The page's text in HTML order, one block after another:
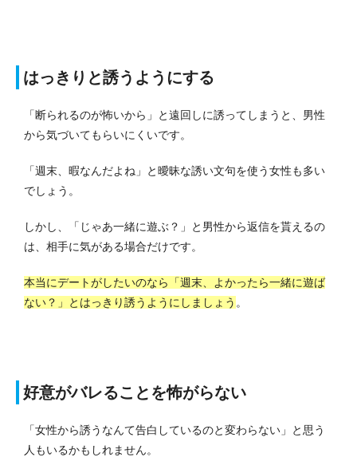
はっきりと誘うようにする
「断られるのが怖いから」と遠回しに誘ってしまうと、男性
から気づいてもらいにくいです。
「週末、暇なんだよね」と曖昧な誘い文句を使う女性も多い
でしょう。
しかし、「じゃあ一緒に遊ぶ？」と男性から返信を貰えるの
は、相手に気がある場合だけです。
本当にデートがしたいのなら「週末、よかったら一緒に遊ば
ない？」とはっきり誘うようにしましょう 。
好意がバレることを怖がらない
「女性から誘うなんて告白しているのと変わらない」と思う
人もいるかもしれません。